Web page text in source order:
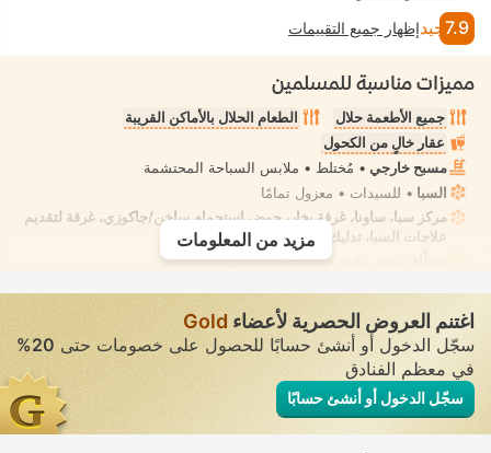
7.9 جيدإظهار جميع التقييمات
مميزات مناسبة للمسلمين
جميع الأطعمة حلال
الطعام الحلال بالأماكن القريبة
عقار خالٍ من الكحول
مسبح خارجي • مُختلط • ملابس السباحة المحتشمة
السبا • للسيدات • معزول تمامًا
مركز سبا، ساونا، غرفة بخار، حوض استحمام ساخن/جاكوزي، غرفة لتقديم
علاجات السبا، تدليك
• للسيدات • معزول تمامًا
• في جميع الغرف
مزيد من المعلومات
اغتنم العروض الحصرية لأعضاء Gold
سجّل الدخول أو أنشئ حسابًا للحصول على خصومات حتى20%
في معظم الفنادق
سجّل الدخول أو أنشئ حسابًا